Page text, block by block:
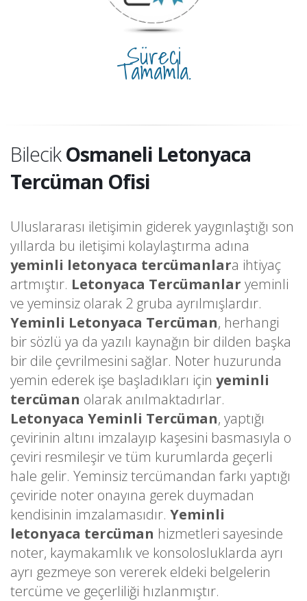
Süreci
Tamamla.
BilecikOsmaneli Letonyaca
Tercüman Ofisi
Uluslararası iletişimin giderek yaygınlaştığı son
yıllarda bu iletişimi kolaylaştırma adına
yeminli letonyaca tercümanlara ihtiyaç
artmıştır. Letonyaca Tercümanlar yeminli
ve yeminsiz olarak 2 gruba ayrılmışlardır.
Yeminli Letonyaca Tercüman, herhangi
bir sözlü ya da yazılı kaynağın bir dilden başka
bir dile çevrilmesini sağlar. Noter huzurunda
yemin ederek işe başladıkları için yeminli
tercüman olarak anılmaktadırlar.
Letonyaca Yeminli Tercüman, yaptığı
çevirinin altını imzalayıp kaşesini basmasıyla o
çeviri resmileşir ve tüm kurumlarda geçerli
hale gelir. Yeminsiz tercümandan farkı yaptığı
çeviride noter onayına gerek duymadan
kendisinin imzalamasıdır. Yeminli
letonyaca tercüman hizmetleri sayesinde
noter, kaymakamlık ve konsolosluklarda ayrı
ayrı gezmeye son vererek eldeki belgelerin
tercüme ve geçerliliği hızlanmıştır.